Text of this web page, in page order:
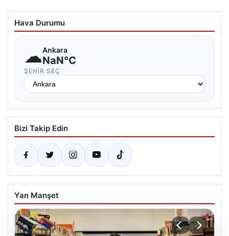
Hava Durumu
☁Ankara
NaN°C
ŞEHIR SEÇ
Bizi Takip Edin
Yan Manşet